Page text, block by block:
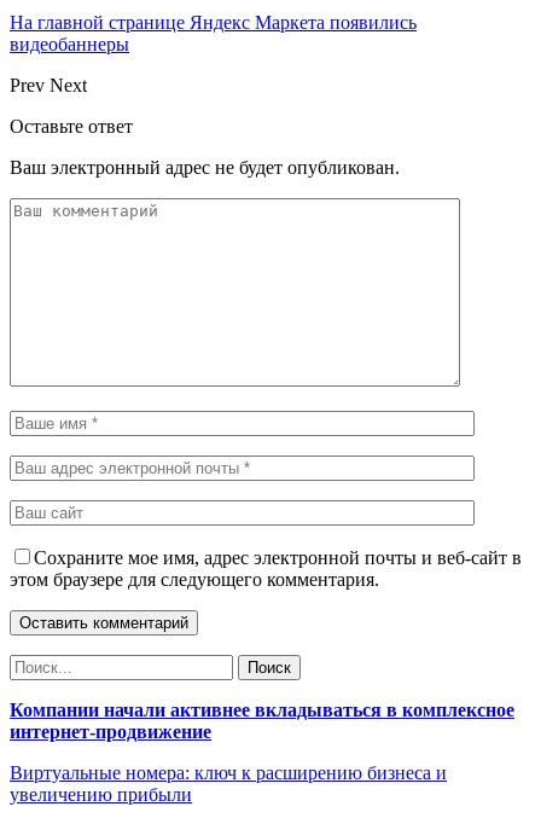
На главной странице Яндекс Маркета появились
видеобаннеры
Prev Next
Оставьте ответ
Ваш электронный адрес не будет опубликован.
Сохраните мое имя, адрес электронной почты и веб-сайт в
этом браузере для следующего комментария.
Компании начали активнее вкладываться в комплексное
интернет-продвижение
Виртуальные номера: ключ к расширению бизнеса и
увеличению прибыли